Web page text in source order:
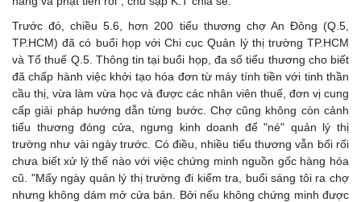
Trước đó, chiều 5.6, hơn 200 tiểu thương chợ An Đông (Q.5,
TP.HCM) đã có buổi họp với Chi cục Quản lý thị trường TP.HCM
và Tổ thuế Q.5. Thông tin tại buổi họp, đa số tiểu thương cho biết
đã chấp hành việc khởi tạo hóa đơn từ máy tính tiền với tinh thần
cầu thị, vừa làm vừa học và được các nhân viên thuế, đơn vị cung
cấp giải pháp hướng dẫn từng bước. Chợ cũng không còn cảnh
tiểu thương đóng cửa, ngưng kinh doanh để "né" quản lý thị
trường như vài ngày trước. Có điều, nhiều tiểu thương vẫn bối rối
chưa biết xử lý thế nào với việc chứng minh nguồn gốc hàng hóa
cũ. "Mấy ngày quản lý thị trường đi kiểm tra, buổi sáng tôi ra chợ
nhưng không dám mở cửa bán. Bởi nếu không chứng minh được